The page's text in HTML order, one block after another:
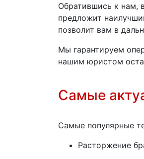
Обратившись к нам,
предложит
позволит вам в
Мы гарантируем
нашим юристом
Самые
Самые популярные
Расторжение